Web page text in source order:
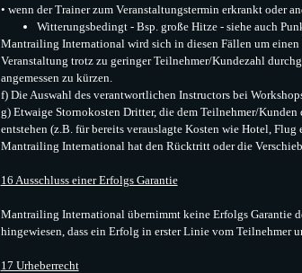
• wenn der Trainer zum Veranstaltungstermin erkrankt oder
Witterungsbedingt - Bsp. große Hitze - siehe auch
Mantrailing International wird sich in diesen Fällen um
Veranstaltung trotz zu geringer Teilnehmer/Kundezahl
angemessen zu kürzen.
f) Die Auswahl des verantwortlichen Instructors bei
g) Etwaige Stornokosten Dritter, die dem Teilnehmer/
entstehen (z.B. für bereits verauslagte Kosten wie Hotel,
Mantrailing International hat den Rücktritt oder die
16 Ausschluss einer Erfolgs Garantie
Mantrailing International übernimmt keine Erfolgs Garantie
hingewiesen, dass ein Erfolg in erster Linie vom Teilnehmer
17 Urheberrecht